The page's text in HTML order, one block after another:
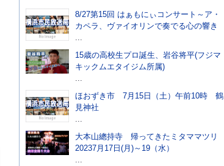
8/27第15回 はぁもにぃコンサート～ア・
カペラ、ヴァイオリンで奏でる心の響き
...
15歳の高校生プロ誕生、岩谷将平(フジマ
キックムエタイジム所属)
...
ほおずき市 7月15日（土）午前10時 鶴
見神社
...
大本山總持寺 帰ってきたミタママツリ
20237月17日(月)～19（水）
...